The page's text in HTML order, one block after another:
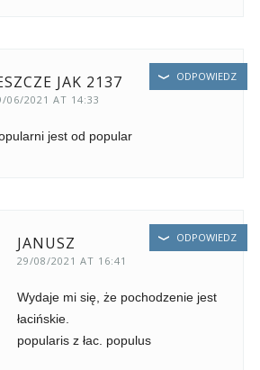
JAK 2137
06/2021 AT 14:33
jest od popular
ODPOWIEDZ
JANUSZ
29/08/2021 AT 16:41
Wydaje mi się, że pochodzenie jest
łacińskie.
popularis z łac. populus
ODPOWIEDZ